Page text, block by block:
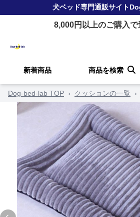
犬ベッド専門通販サイト
8,000円以上のご購入
新着商品 商品を検索
Dog-bed-lab TOP › クッションの一覧 ›